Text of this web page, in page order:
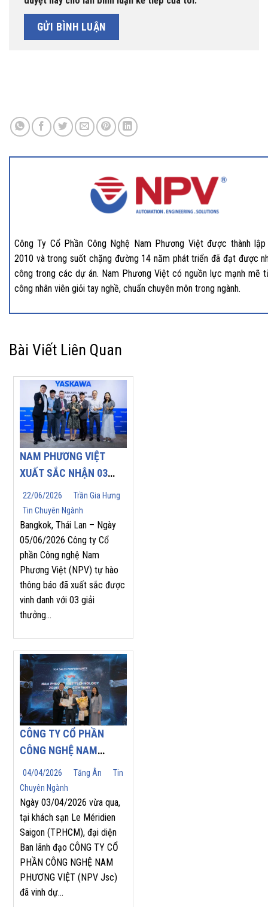
Công Ty Cổ Phần Công Nghệ Nam Phương Việt được thành
2010 và trong suốt chặng đường 14 năm phát triển đã đạt được
công trong các dự án. Nam Phương Việt có nguồn lực mạnh mẽ
công nhân viên giỏi tay nghề, chuẩn chuyên môn trong ngành.
Bài Viết Liên Quan
NAM PHƯƠNG VIỆT
XUẤT SẮC NHẬN 03
GIẢI THƯỞNG DANH
GIÁ TẠI YASKAWA
ASEAN PARTNERS’
APPRECIATION MEET
2026
22/06/2026
Trần Gia Hưng
Tin Chuyên Ngành
Bangkok, Thái Lan – Ngày
05/06/2026 Công ty Cổ
phần Công nghệ Nam
Phương Việt (NPV) tự hào
thông báo đã xuất sắc được
vinh danh với 03 giải
thưởng...
CÔNG TY CỔ PHẦN
CÔNG NGHỆ NAM
PHƯƠNG VIỆT (NPV
JSC) TỰ HÀO ĐÓN
NHẬN GIẢI THƯỞNG
“TOP SALES
PERFORMANCE 2025”
TẠI HỘI NGHỊ NHÀ
PHÂN PHỐI YASKAWA
2026
04/04/2026 Tăng Ân
Tin
Chuyên Ngành
Ngày 03/04/2026 vừa qua,
tại khách sạn Le Méridien
Saigon (TP.HCM), đại diện
Ban lãnh đạo CÔNG TY CỔ
PHẦN CÔNG NGHỆ NAM
PHƯƠNG VIỆT (NPV Jsc)
đã vinh dự...